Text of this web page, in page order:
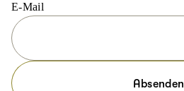
E-Mail
Absenden